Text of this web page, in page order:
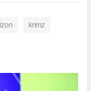
krimz